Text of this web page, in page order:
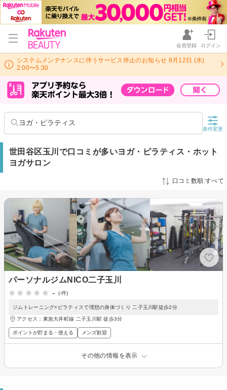
会員登録 ログイン
システムメンテナンスに伴うサービス停止のお知らせ 8月12日 (水)
2:00〜5:30
ヨガ・ピラティス
条件変更
世田谷区玉川で口コミが多いヨガ・ピラティス・ホット
ヨガサロン
口コミ数順:すべて
パーソナルジムNICO二子玉川
-
(-件)
ジムトレーニング×ピラティスで理想の身体づくり 二子玉川駅徒歩2分
アクセス：東急大井町線 二子玉川駅 徒歩3分
ポイントが貯まる・使える メンズ歓迎
その他の情報を表示